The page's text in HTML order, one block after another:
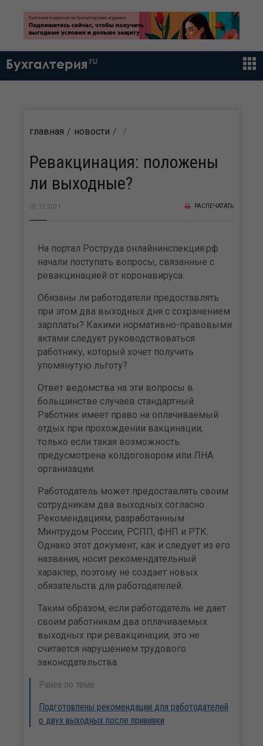
Бухгалтерия ru
главная новости
Ревакцинация: положены
ли выходные?
02.12.2021 РАСПЕЧАТАТЬ
На портал Роструда онлайнинспекция.рф
начали поступать вопросы, связанные с
ревакцинацией от коронавируса.
Обязаны ли работодатели предоставлять
при этом два выходных дня с сохранением
зарплаты? Какими нормативно-правовыми
актами следует руководствоваться
работнику, который хочет получить
упомянутую льготу?
Ответ ведомства на эти вопросы в
большинстве случаев стандартный.
Работник имеет право на оплачиваемый
отдых при прохождении вакцинации,
только если такая возможность
предусмотрена колдоговором или ЛНА
организации.
Работодатель может предоставлять своим
сотрудникам два выходных согласно
Рекомендациям, разработанным
Минтрудом России, РСПП, ФНП и РТК.
Однако этот документ, как и следует из его
названия, носит рекомендательный
характер, поэтому не создает новых
обязательств для работодателей.
Таким образом, если работодатель не дает
своим работникам два оплачиваемых
выходных при ревакцинации, это не
считается нарушением трудового
законодательства.
Ранее по теме
Подготовлены рекомендации для работодателей
о двух выходных после прививки